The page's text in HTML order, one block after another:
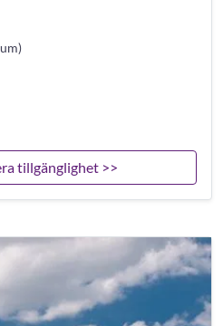
tillgänglighet >>